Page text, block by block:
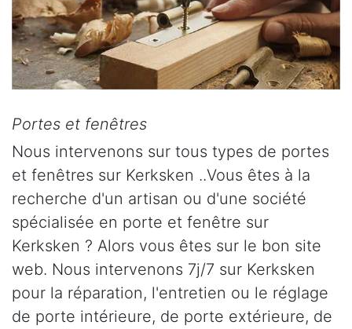
Portes et fenêtres
Nous intervenons sur tous types de portes
et fenêtres sur Kerksken ..Vous êtes à la
recherche d'un artisan ou d'une société
spécialisée en porte et fenêtre sur
Kerksken ? Alors vous êtes sur le bon site
web. Nous intervenons 7j/7 sur Kerksken
pour la réparation, l'entretien ou le réglage
de porte intérieure, de porte extérieure, de